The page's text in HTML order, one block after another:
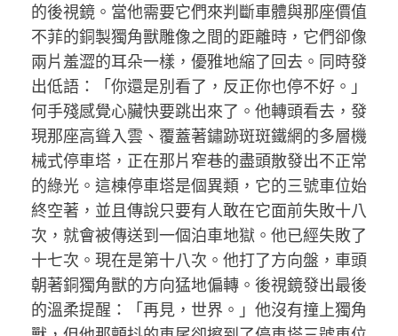
的後視鏡。當他需要它們來判斷車體與那座價值
不菲的銅製獨角獸雕像之間的距離時，它們卻像
兩片羞澀的耳朵一樣，優雅地縮了回去。同時發
出低語：「你還是別看了，反正你也停不好。」
何手殘感覺心臟快要跳出來了。他轉頭看去，發
現那座高聳入雲、覆蓋著鏽跡斑斑鐵網的多層機
械式停車塔，正在那片窄巷的盡頭散發出不正常
的綠光。這棟停車塔是個異類，它的三號車位始
終空著，並且傳說只要有人敢在它面前失敗十八
次，就會被傳送到一個泊車地獄。他已經失敗了
十七次。現在是第十八次。他打了方向盤，車頭
朝著銅獨角獸的方向猛地偏轉。後視鏡發出最後
的溫柔提醒：「再見，世界。」他沒有撞上獨角